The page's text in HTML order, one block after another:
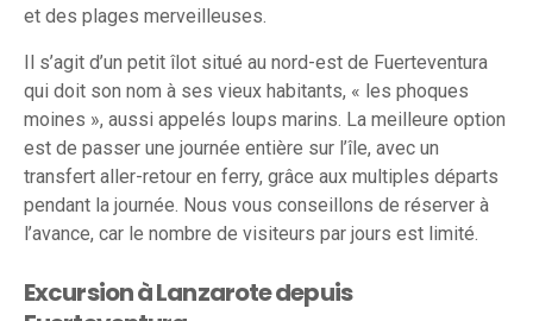
et des plages merveilleuses.
Il s’agit d’un petit îlot situé au nord-est de Fuerteventura
qui doit son nom à ses vieux habitants, « les phoques
moines », aussi appelés loups marins. La meilleure option
est de passer une journée entière sur l’île, avec un
transfert aller-retour en ferry, grâce aux multiples départs
pendant la journée. Nous vous conseillons de réserver à
l’avance, car le nombre de visiteurs par jours est limité.
Excursion à Lanzarote depuis